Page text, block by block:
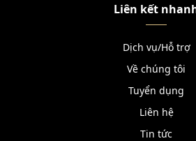
Liên kết
Dịch vụ/Hỗ trợ
Về chúng tôi
Tuyển dụng
Liên hệ
Tin tức